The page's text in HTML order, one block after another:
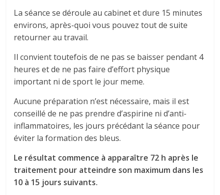
La séance se déroule au cabinet et dure 15 minutes
environs, après-quoi vous pouvez tout de suite
retourner au travail.
Il convient toutefois de ne pas se baisser pendant 4
heures et de ne pas faire d’effort physique
important ni de sport le jour meme.
Aucune préparation n’est nécessaire, mais il est
conseillé de ne pas prendre d’aspirine ni d’anti-
inflammatoires, les jours précédant la séance pour
éviter la formation des bleus.
Le résultat commence à apparaître 72 h après le
traitement pour atteindre son maximum dans les
10 à 15 jours suivants.